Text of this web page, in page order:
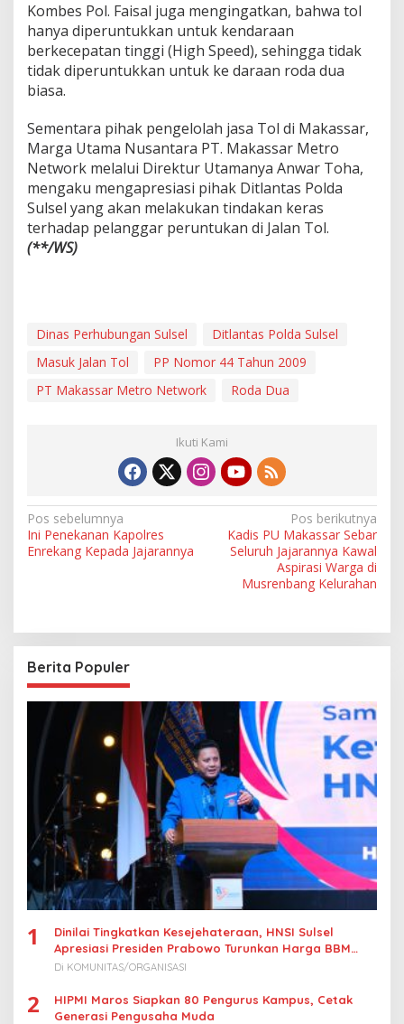
Kombes Pol. Faisal juga mengingatkan, bahwa tol
hanya diperuntukkan untuk kendaraan
berkecepatan tinggi (High Speed), sehingga tidak
tidak diperuntukkan untuk ke daraan roda dua
biasa.
Sementara pihak pengelolah jasa Tol di Makassar,
Marga Utama Nusantara PT. Makassar Metro
Network melalui Direktur Utamanya Anwar Toha,
mengaku mengapresiasi pihak Ditlantas Polda
Sulsel yang akan melakukan tindakan keras
terhadap pelanggar peruntukan di Jalan Tol.
(**/WS)
Dinas Perhubungan Sulsel
Ditlantas Polda Sulsel
Masuk Jalan Tol
PP Nomor 44 Tahun 2009
PT Makassar Metro Network
Roda Dua
Ikuti Kami
N
a
a
s
i
o
Pos sebelumnya
Ini Penekanan Kapolres
Enrekang Kepada Jajarannya
Pos berikutnya
Kadis PU Makassar Sebar
Seluruh Jajarannya Kawal
Aspirasi Warga di
Musrenbang Kelurahan
Berita Populer
1
Dinilai Tingkatkan Kesejehateraan, HNSI Sulsel
Apresiasi Presiden Prabowo Turunkan Harga BBM
Nelayan
Di KOMUNITAS/ORGANISASI
2
HIPMI Maros Siapkan 80 Pengurus Kampus, Cetak
Generasi Pengusaha Muda